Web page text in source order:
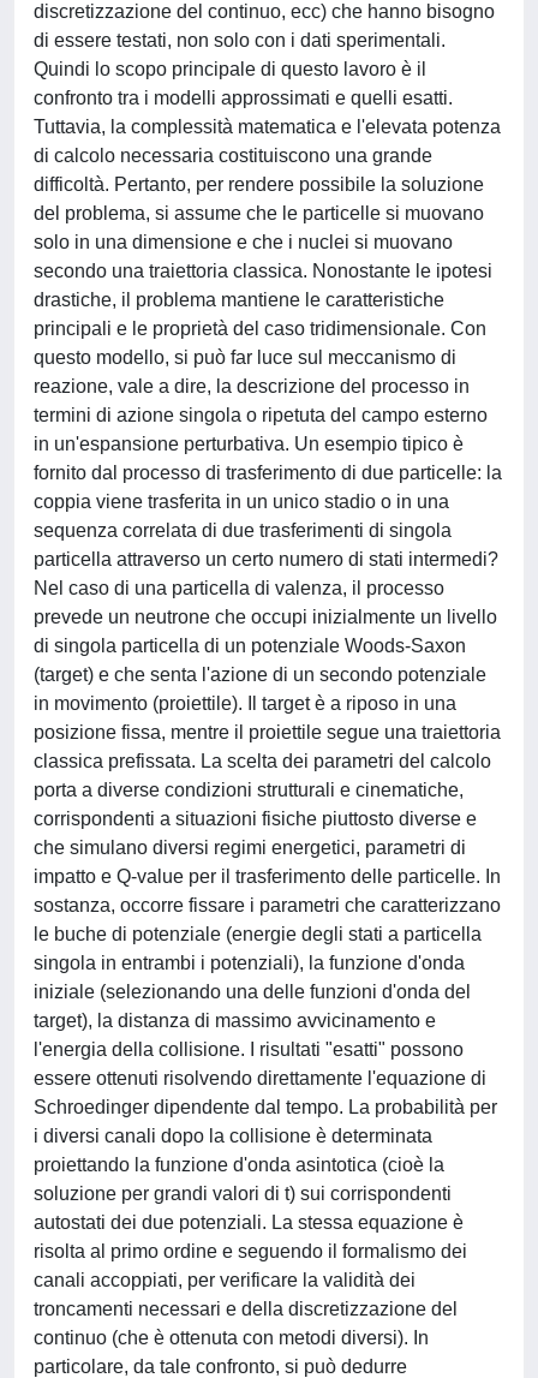
discretizzazione del continuo, ecc) che hanno bisogno
di essere testati, non solo con i dati sperimentali.
Quindi lo scopo principale di questo lavoro è il
confronto tra i modelli approssimati e quelli esatti.
Tuttavia, la complessità matematica e l'elevata potenza
di calcolo necessaria costituiscono una grande
difficoltà. Pertanto, per rendere possibile la soluzione
del problema, si assume che le particelle si muovano
solo in una dimensione e che i nuclei si muovano
secondo una traiettoria classica. Nonostante le ipotesi
drastiche, il problema mantiene le caratteristiche
principali e le proprietà del caso tridimensionale. Con
questo modello, si può far luce sul meccanismo di
reazione, vale a dire, la descrizione del processo in
termini di azione singola o ripetuta del campo esterno
in un'espansione perturbativa. Un esempio tipico è
fornito dal processo di trasferimento di due particelle: la
coppia viene trasferita in un unico stadio o in una
sequenza correlata di due trasferimenti di singola
particella attraverso un certo numero di stati intermedi?
Nel caso di una particella di valenza, il processo
prevede un neutrone che occupi inizialmente un livello
di singola particella di un potenziale Woods-Saxon
(target) e che senta l'azione di un secondo potenziale
in movimento (proiettile). Il target è a riposo in una
posizione fissa, mentre il proiettile segue una traiettoria
classica prefissata. La scelta dei parametri del calcolo
porta a diverse condizioni strutturali e cinematiche,
corrispondenti a situazioni fisiche piuttosto diverse e
che simulano diversi regimi energetici, parametri di
impatto e Q-value per il trasferimento delle particelle. In
sostanza, occorre fissare i parametri che caratterizzano
le buche di potenziale (energie degli stati a particella
singola in entrambi i potenziali), la funzione d'onda
iniziale (selezionando una delle funzioni d'onda del
target), la distanza di massimo avvicinamento e
l'energia della collisione. I risultati "esatti" possono
essere ottenuti risolvendo direttamente l'equazione di
Schroedinger dipendente dal tempo. La probabilità per
i diversi canali dopo la collisione è determinata
proiettando la funzione d'onda asintotica (cioè la
soluzione per grandi valori di t) sui corrispondenti
autostati dei due potenziali. La stessa equazione è
risolta al primo ordine e seguendo il formalismo dei
canali accoppiati, per verificare la validità dei
troncamenti necessari e della discretizzazione del
continuo (che è ottenuta con metodi diversi). In
particolare, da tale confronto, si può dedurre